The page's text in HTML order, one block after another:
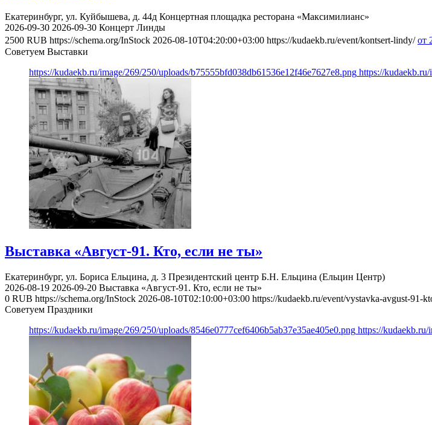
Екатеринбург, ул. Куйбышева, д. 44д Концертная площадка ресторана «Максимилианс»
2026-09-30 2026-09-30 Концерт Линды
2500 RUB https://schema.org/InStock 2026-08-10T04:20:00+03:00 https://kudaekb.ru/event/kontsert-lindy/ от
Советуем Выставки
https://kudaekb.ru/image/269/250/uploads/b75555bfd038db61536e12f46e7627e8.png https://
Выставка «Август-91. Кто, если не ты»
Екатеринбург, ул. Бориса Ельцина, д. 3 Президентский центр Б.Н. Ельцина (Ельцин Центр)
2026-08-19 2026-09-20 Выставка «Август-91. Кто, если не ты»
0 RUB https://schema.org/InStock 2026-08-10T02:10:00+03:00 https://kudaekb.ru/event/vystavka-avgust-91-
Советуем Праздники
https://kudaekb.ru/image/269/250/uploads/8546e0777cef6406b5ab37e35ae405e0.png https://kudaekb.ru/